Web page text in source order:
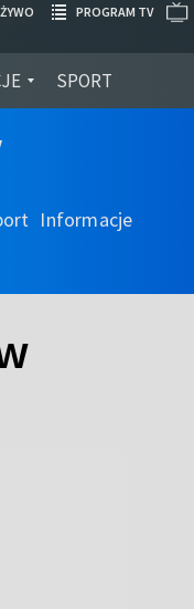
SPORT
PROGRAM TV
Informacje